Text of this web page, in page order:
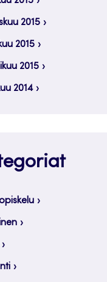
2015
2015
2015
2014